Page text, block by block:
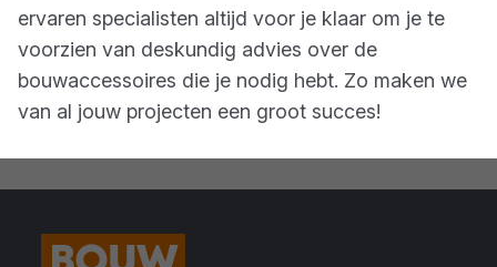
ervaren specialisten altijd voor je klaar om je te
voorzien van deskundig advies over de
bouwaccessoires die je nodig hebt. Zo maken we
van al jouw projecten een groot succes!